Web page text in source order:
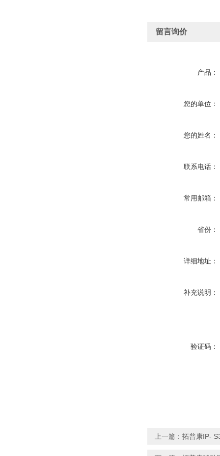
留言询价
产品：
您的单位：
您的姓名：
联系电话：
常用邮箱：
省份：
详细地址：
补充说明：
验证码：
上一篇： 拓普康IP-